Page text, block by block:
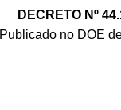
DECRETO Nº
Publicado no DOE